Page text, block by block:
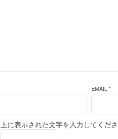
EMAIL *
上に表示された文字を入力してくださ